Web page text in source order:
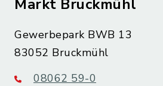
Markt Bruckmühl
Gewerbepark BWB 13
83052 Bruckmühl
08062 59-0